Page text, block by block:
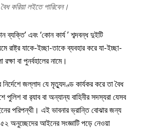
করিয়া লইতে পারিবেন।
এবং ‘কোন কার্য ’ শব্দবন্ধ দুইটি
রাষ্ট্র যাকে-ইচ্ছা-তাকে ব্যবহার করে যা-ইচ্ছা-
বা পুনর্বহালের নামে।
জল্লাদ যে মৃত্যুদণ্ড কার্যকর করে তা বৈধ
পুলিশ বা র‍্যাব বা অন্যান্য বাহিনীর সদস্যরা যেসব
পরিপন্থী। এই ভাবনার ভ্রান্তি বোঝার জন্য
অনুচ্ছেদের আইনের সংজ্ঞাটি পড়ে নেওয়া